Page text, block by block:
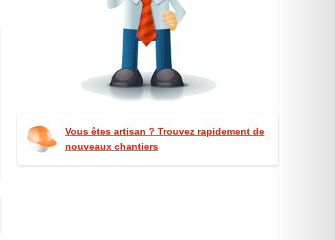
Vous êtes artisan ? Trouvez rapidement de
nouveaux chantiers